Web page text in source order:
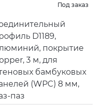
Под заказ
D1189,
покрытие
3 м, для
бамбуковых
(WPC) 8 мм,
паз